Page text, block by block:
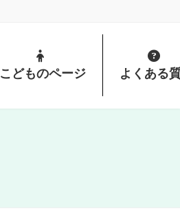
こどものページ よくある